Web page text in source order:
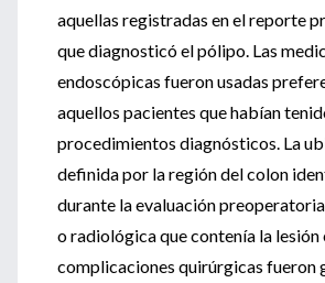
aquellas registradas en el reporte
que diagnosticó el pólipo. Las
endoscópicas fueron usadas
aquellos pacientes que habían
procedimientos diagnósticos. La
definida por la región del colon
durante la evaluación
o radiológica que contenía la lesión
complicaciones quirúrgicas fueron